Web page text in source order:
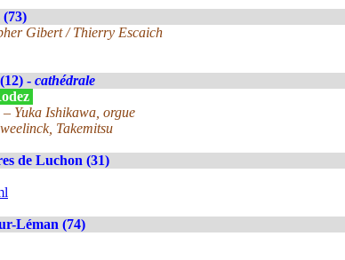
(73)
Gibert / Thierry Escaich
- cathédrale
Yuka Ishikawa, orgue
Takemitsu
de Luchon (31)
Léman (74)